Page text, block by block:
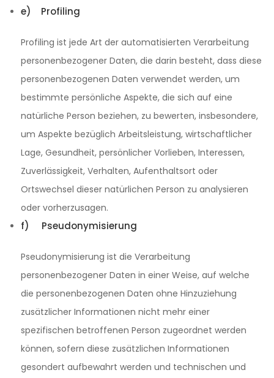
e) Profiling
Profiling ist jede Art der automatisierten Verarbeitung
personenbezogener Daten, die darin besteht, dass diese
personenbezogenen Daten verwendet werden, um
bestimmte persönliche Aspekte, die sich auf eine
natürliche Person beziehen, zu bewerten, insbesondere,
um Aspekte bezüglich Arbeitsleistung, wirtschaftlicher
Lage, Gesundheit, persönlicher Vorlieben, Interessen,
Zuverlässigkeit, Verhalten, Aufenthaltsort oder
Ortswechsel dieser natürlichen Person zu analysieren
oder vorherzusagen.
f) Pseudonymisierung
Pseudonymisierung ist die Verarbeitung
personenbezogener Daten in einer Weise, auf welche
die personenbezogenen Daten ohne Hinzuziehung
zusätzlicher Informationen nicht mehr einer
spezifischen betroffenen Person zugeordnet werden
können, sofern diese zusätzlichen Informationen
gesondert aufbewahrt werden und technischen und